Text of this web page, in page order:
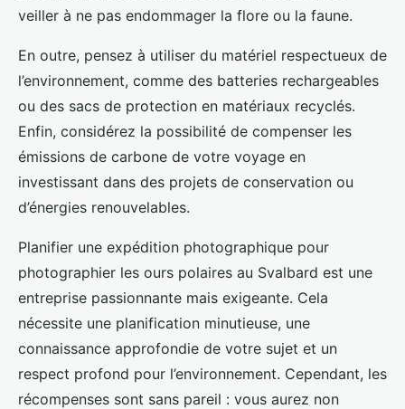
veiller à ne pas endommager la flore ou la faune.
En outre, pensez à utiliser du matériel respectueux de
l’environnement, comme des batteries rechargeables
ou des sacs de protection en matériaux recyclés.
Enfin, considérez la possibilité de compenser les
émissions de carbone de votre voyage en
investissant dans des projets de conservation ou
d’énergies renouvelables.
Planifier une expédition photographique pour
photographier les ours polaires au Svalbard est une
entreprise passionnante mais exigeante. Cela
nécessite une planification minutieuse, une
connaissance approfondie de votre sujet et un
respect profond pour l’environnement. Cependant, les
récompenses sont sans pareil : vous aurez non